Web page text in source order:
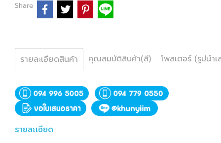
Share
รายละเอียดสินค้า คุณสมบัติสินค้า(สี) โพสเตอร์ (รูปนำ
รายละเอียด